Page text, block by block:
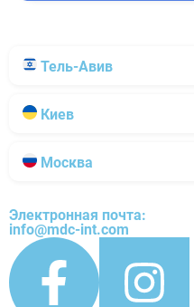
Тель-Авив
Киев
Москва
Электронная почта:
info@mdc-int.com